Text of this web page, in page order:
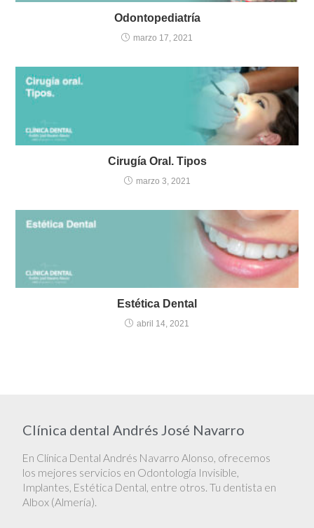
Odontopediatría
marzo 17, 2021
Cirugía Oral. Tipos
marzo 3, 2021
Estética Dental
abril 14, 2021
Clínica dental Andrés José Navarro
En Clínica Dental Andrés Navarro Alonso, ofrecemos
los mejores servicios en Odontología Invisible,
Implantes, Estética Dental, entre otros. Tu dentista en
Albox (Almería).